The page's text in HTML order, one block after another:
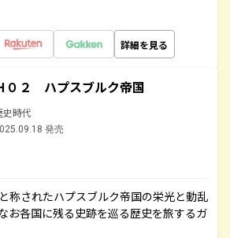
詳細を見る
０２ ハプスブルク帝国
史時代
発売
称されたハプスブルク帝国の栄光と動乱
お各国に残る史跡を巡る歴史を旅するガ